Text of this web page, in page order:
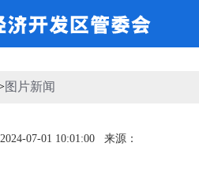
图片新闻
2024-07-01 10:01:00 来源：